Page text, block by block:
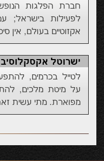
לפעילות בישראל;
אקזוטיים בעולם, אין
ישרוטל
לטייל בכרמים,
על מיטת מלכים,
מפוארת. מתי עשית